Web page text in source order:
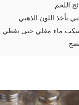
اللحم
تأخذ اللون الذهبي
ماء مغلي حتى يغطي